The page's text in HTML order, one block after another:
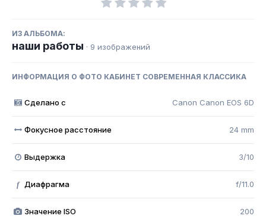
ИЗ АЛЬБОМА:
наши работы · 9 изображений
ИНФОРМАЦИЯ О ФОТО КАБИНЕТ СОВРЕМЕННАЯ КЛАССИКА
Сделано с Canon Canon EOS 6D
Фокусное расстояние 24 mm
Выдержка 3/10
f Диафрагма f/11.0
Значение ISO 200